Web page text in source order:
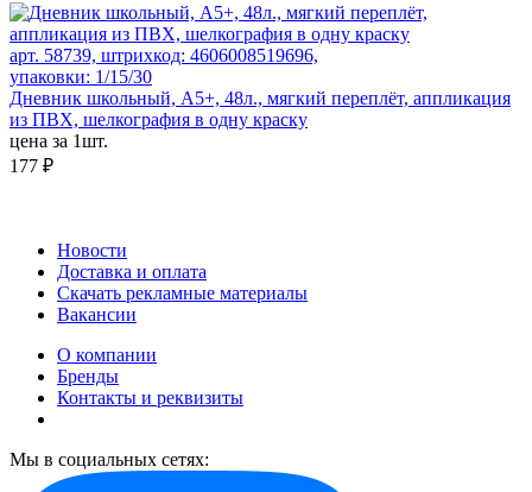
арт. 58739, штрихкод: 4606008519696,
упаковки: 1/15/30
Дневник школьный, А5+, 48л., мягкий переплёт, аппликация
из ПВХ, шелкография в одну краску
цена за 1шт.
177 ₽
Новости
Доставка и оплата
Скачать рекламные материалы
Вакансии
О компании
Бренды
Контакты и реквизиты
Мы в социальных сетях: